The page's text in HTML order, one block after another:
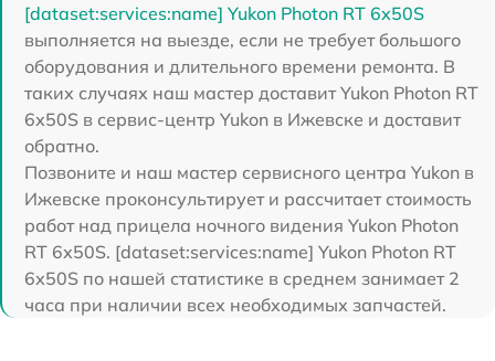
[dataset:services:name] Yukon Photon RT 6х50S
выполняется на выезде, если не требует большого
оборудования и длительного времени ремонта. В
таких случаях наш мастер доставит Yukon Photon RT
6х50S в сервис-центр Yukon в Ижевске и доставит
обратно.
Позвоните и наш мастер сервисного центра Yukon в
Ижевске проконсультирует и рассчитает стоимость
работ над прицела ночного видения Yukon Photon
RT 6х50S. [dataset:services:name] Yukon Photon RT
6х50S по нашей статистике в среднем занимает 2
часа при наличии всех необходимых запчастей.